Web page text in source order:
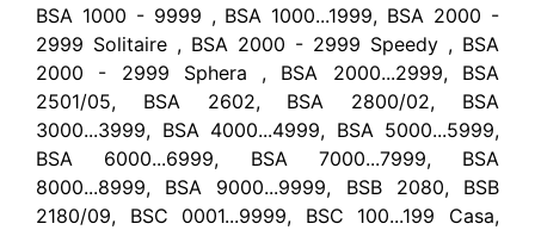
BSA 1000 - 9999 , BSA 1000...1999, BSA 2000 -
2999 Solitaire , BSA 2000 - 2999 Speedy , BSA
2000 - 2999 Sphera , BSA 2000...2999, BSA
2501/05, BSA 2602, BSA 2800/02, BSA
3000...3999, BSA 4000...4999, BSA 5000...5999,
BSA 6000...6999, BSA 7000...7999, BSA
8000...8999, BSA 9000...9999, BSB 2080, BSB
2180/09, BSC 0001...9999, BSC 100...199 Casa,